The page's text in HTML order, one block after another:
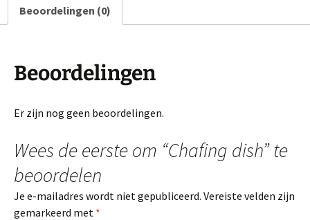
Beoordelingen (0)
Beoordelingen
Er zijn nog geen beoordelingen.
Wees de eerste om “Chafing dish” te
beoordelen
Je e-mailadres wordt niet gepubliceerd. Vereiste velden zijn
gemarkeerd met *